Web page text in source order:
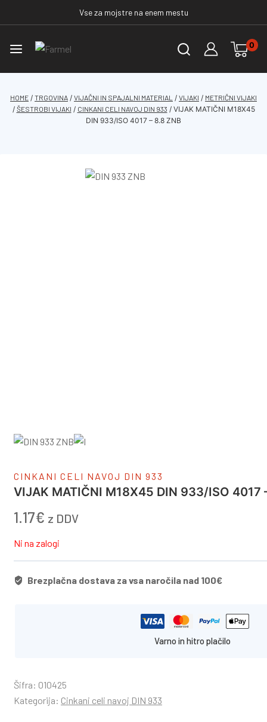
Vse za mojstre na enem mestu
0
HOME / TRGOVINA / VIJAČNI IN SPAJALNI MATERIAL / VIJAKI / METRIČNI VIJAKI
/ ŠESTROBI VIJAKI / CINKANI CELI NAVOJ DIN 933 / VIJAK MATIČNI M18X45
DIN 933/ISO 4017 – 8.8 ZNB
CINKANI CELI NAVOJ DIN 933
VIJAK MATIČNI M18X45 DIN 933/ISO 4017
1.17€ z DDV
Ni na zalogi
Brezplačna dostava za vsa naročila nad 100€
Varno in hitro plačilo
Šifra: 010425
Kategorija: Cinkani celi navoj DIN 933